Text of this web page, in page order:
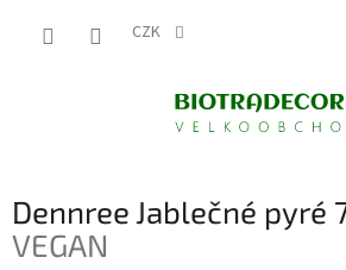
CZK
Dennree Jablečné pyré
VEGAN